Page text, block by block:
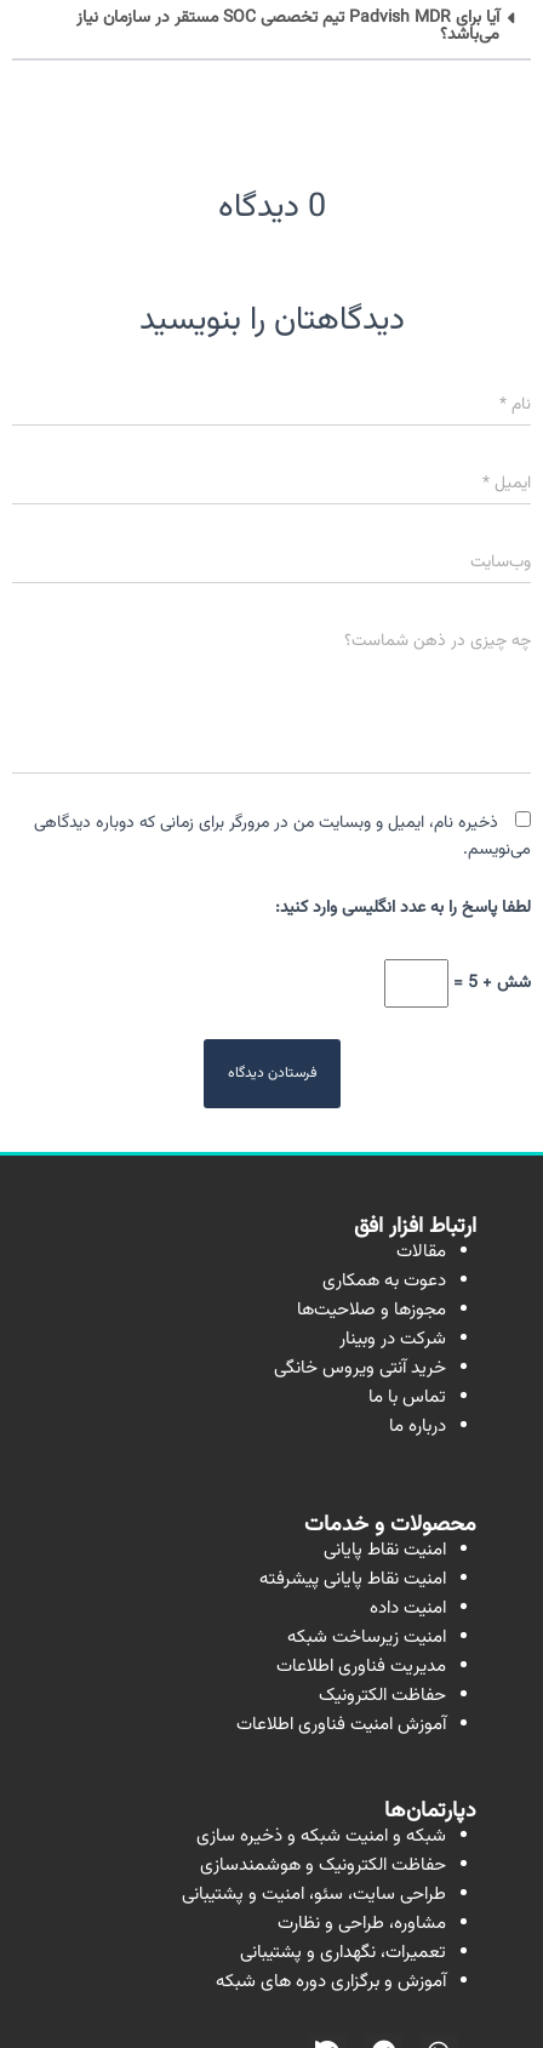
آیا برای Padvish MDR تیم تخصصی SOC مستقر در سازمان نیاز
می‌باشد؟
0 دیدگاه
دیدگاهتان را بنویسید
نام*
ایمیل*
وب‌سایت
چه چیزی در ذهن شماست؟
ذخیره نام، ایمیل و وبسایت من در مرورگر برای زمانی که دوباره دیدگاهی
می‌نویسم.
لطفا پاسخ را به عدد انگلیسی وارد کنید:
شش + 5 =
ارتباط افزار افق
مقالات
دعوت به همکاری
مجوزها و صلاحیت‌ها
شرکت در وبینار
خرید آنتی ویروس خانگی
تماس با ما
درباره ما
محصولات و خدمات
امنیت نقاط پایانی
امنیت نقاط پایانی پیشرفته
امنیت داده
امنیت زیرساخت شبکه
مدیریت فناوری اطلاعات
حفاظت الکترونیک
آموزش امنیت فناوری اطلاعات
دپارتمان‌ها
شبکه و امنیت شبکه و ذخیره سازی
حفاظت الکترونیک و هوشمندسازی
طراحی سایت، سئو، امنیت و پشتیبانی
مشاوره، طراحی و نظارت
تعمیرات، نگهداری و پشتیبانی
آموزش و برگزاری دوره های شبکه